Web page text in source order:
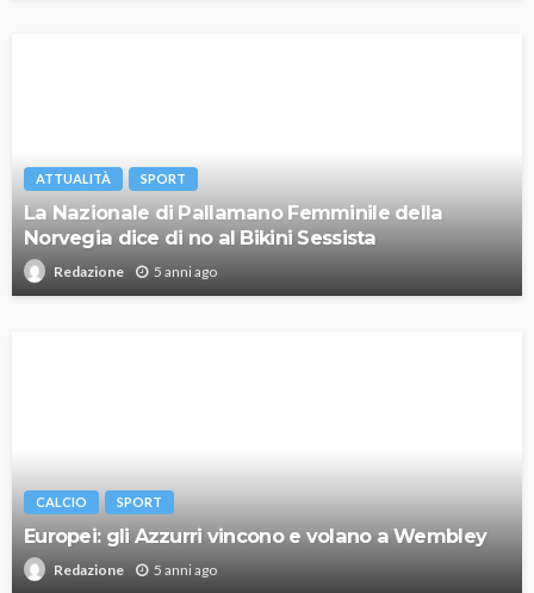
ATTUALITÀ SPORT
La Nazionale di Pallamano Femminile della
Norvegia dice di no al Bikini Sessista
Redazione 5 anni ago
CALCIO SPORT
Europei: gli Azzurri vincono e volano a Wembley
Redazione 5 anni ago